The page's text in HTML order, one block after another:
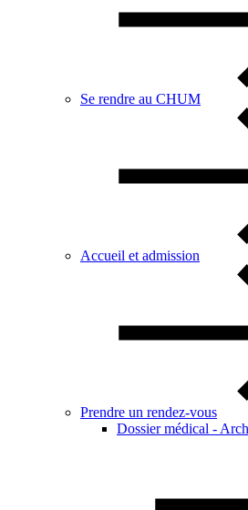
Se rendre au CHUM
Accueil et admission
Prendre un rendez-vous
Dossier médical -